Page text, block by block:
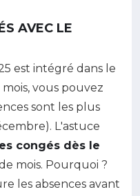
AVEC LE
est intégré dans le
vous pouvez
sont les plus
L'astuce
congés dès le
mois. Pourquoi ?
les absences avant